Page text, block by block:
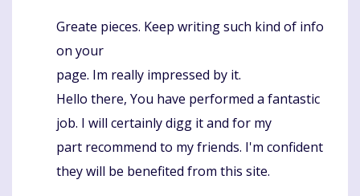
Komentaras
Greate pieces. Keep writing such kind of info
on your
page. Im really impressed by it.
Hello there, You have performed a fantastic
job. I will certainly digg it and for my
part recommend to my friends. I'm confident
they will be benefited from this site.